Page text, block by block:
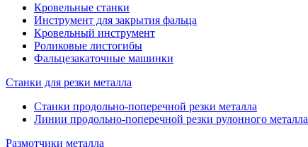
Кровельные станки
Инструмент для закрытия фальца
Кровельный инструмент
Роликовые листогибы
Фальцезакаточные машинки
Станки для резки металла
Станки продольно-поперечной резки металла
Линии продольно-поперечной резки рулонного металла
Размотчики металла